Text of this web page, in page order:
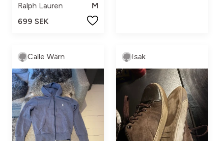
Ralph Lauren
M
699 SEK
Calle Wärn Isak